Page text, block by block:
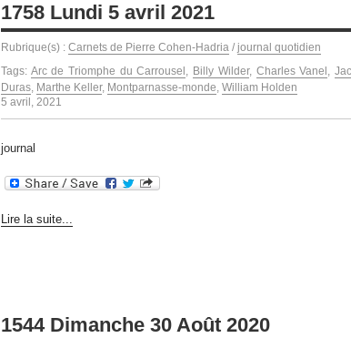
1758 Lundi 5 avril 2021
Rubrique(s) : Carnets de Pierre Cohen-Hadria / journal quotidien
Tags: Arc de Triomphe du Carrousel , Billy Wilder, Charles Vanel ,
Duras, Marthe Keller, Montparnasse-monde, William Holden
5 avril, 2021
journal
Lire la suite...
1544 Dimanche 30 Août 2020